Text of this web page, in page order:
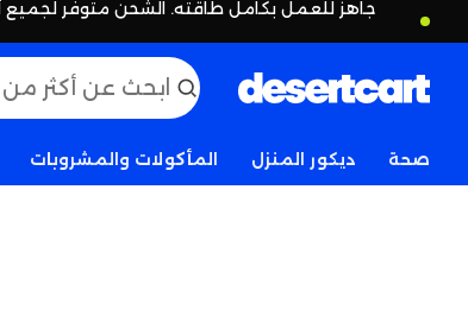
جاهز للعمل بكامل طاقته. الشحن متوفر لجميع
صحة ديكور المنزل المأكولات والمشروبات